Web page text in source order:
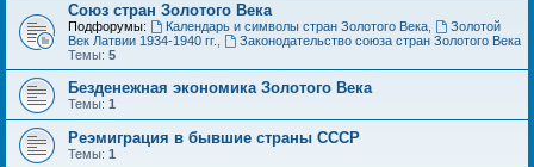
Cоюз стран Золотого Века
Подфорумы: Календарь и символы стран Золотого Века,
Золотой
Век Латвии 1934-1940 гг.
Законодательство союза стран Золотого Века
Темы: 5
Безденежная экономика Золотого Века
Темы: 1
Реэмиграция в бывшие страны СССР
Темы: 1